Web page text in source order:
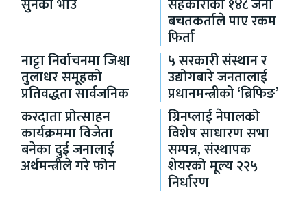
सुनको भाउ सहकारीका १४८ जना
बचतकर्ताले पाए रकम
फिर्ता
नाट्टा निर्वाचनमा जिश्वा
तुलाधर समूहको
प्रतिवद्धता सार्वजनिक
५ सरकारी संस्थान र
उद्योगबारे जनतालाई
प्रधानमन्त्रीको ‘ब्रिफिङ’
करदाता प्रोत्साहन
कार्यक्रममा विजेता
बनेका दुई जनालाई
अर्थमन्त्रीले गरे फोन
ग्रिनप्लाई नेपालको
विशेष साधारण सभा
सम्पन्न, संस्थापक
शेयरको मूल्य २२५
निर्धारण